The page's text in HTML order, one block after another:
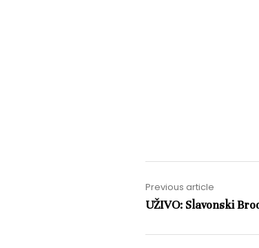
Previous article
UŽIVO: Slavonski